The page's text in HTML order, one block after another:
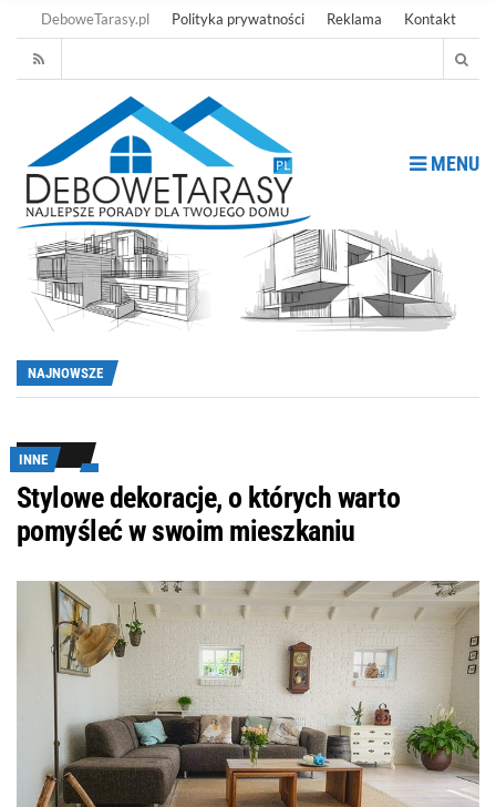
DeboweTarasy.pl Polityka prywatności Reklama Kontakt
MENU
NAJNOWSZE
INNE
Stylowe dekoracje, o których warto
pomyśleć w swoim mieszkaniu